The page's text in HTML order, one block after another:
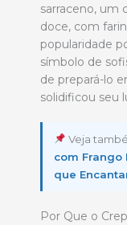
sarraceno, um
doce, com
popularidade
símbolo de
de prepará-lo
solidificou seu
Veja
com Frango
que
Por Que o